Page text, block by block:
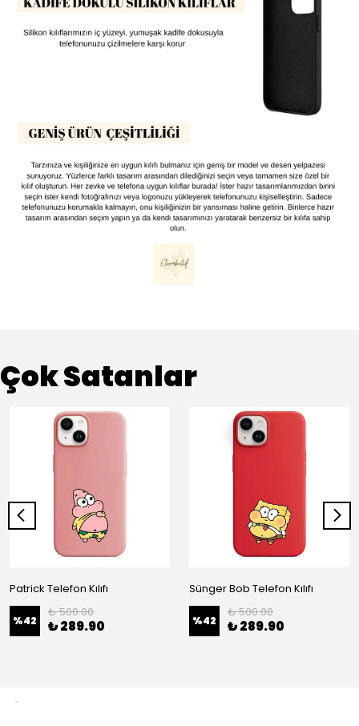
Çok Satanlar
Patrick Telefon Kılıfı
%42
₺ 500.00
₺ 289.90
Sünger Bob Telefon Kılıfı
%42
₺ 500.00
₺ 289.90